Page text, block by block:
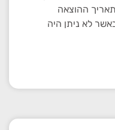
ההוצאה
לא ניתן היה